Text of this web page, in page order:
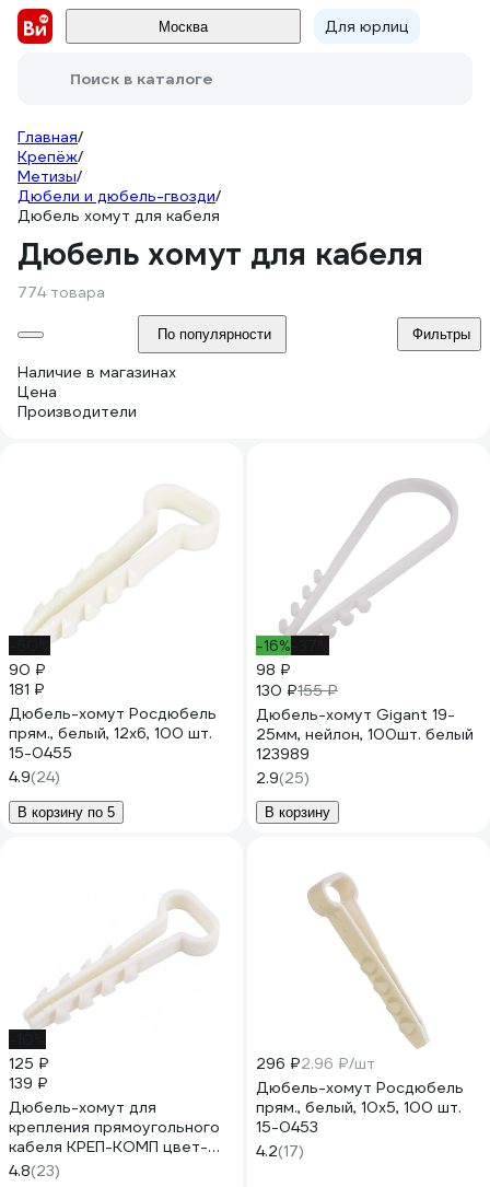
Москва Для юрлиц
Поиск в каталоге
Главная/
Крепёж/
Метизы/
Дюбели и дюбель-гвозди/
Дюбель хомут для кабеля
Дюбель хомут для кабеля
774 товара
По популярности Фильтры
Наличие в магазинах
Цена
Производители
90 ₽
181 ₽
Дюбель-хомут Росдюбель
прям., белый, 12x6, 100 шт.
15-0455
4.9(24)
В корзину по 5
-16%
98 ₽
130 ₽155 ₽
Дюбель-хомут Gigant 19-
25мм, нейлон, 100шт. белый
123989
2.9(25)
В корзину
125 ₽
139 ₽
Дюбель-хомут для
крепления прямоугольного
кабеля КРЕП-КОМП цвет-
белый 12х6 100шт дх126
4.8(23)
296 ₽2.96 ₽/шт
Дюбель-хомут Росдюбель
прям., белый, 10x5, 100 шт.
15-0453
4.2(17)